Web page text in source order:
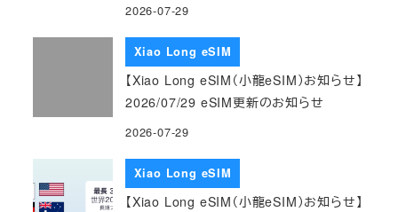
2026-07-29
Xiao Long eSIM
【Xiao Long eSIM（小龍eSIM）お知らせ】
2026/07/29 eSIM更新のお知らせ
2026-07-29
Xiao Long eSIM
【Xiao Long eSIM（小龍eSIM）お知らせ】